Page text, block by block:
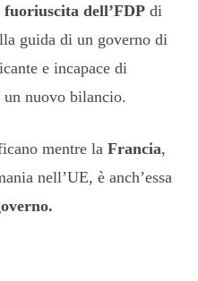
fuoriuscita dell’FDP di
guida di un governo di
e incapace di
nuovo bilancio.
mentre la Francia,
nell’UE, è anch’essa